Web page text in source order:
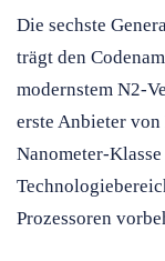
Die sechste
trägt den
modernstem N2-
erste Anbieter
Nanometer-
Prozessoren